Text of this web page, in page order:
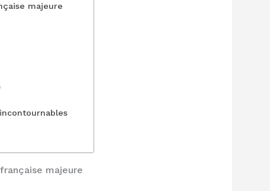
majeure
majeure